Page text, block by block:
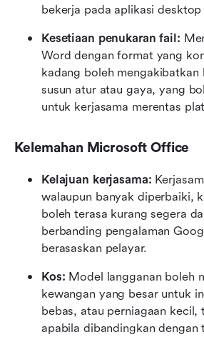
bekerja pada aplikasi
Kesetiaan penukaran fail:
Word dengan format yang
kadang boleh mengakibatkan
susun atur atau gaya, yang
untuk kerjasama merentas
Kelemahan Microsoft Office
Kelajuan kerjasama:
walaupun banyak diperbaiki,
boleh terasa kurang segera
berbanding pengalaman
berasaskan pelayar.
Kos: Model langganan boleh
kewangan yang besar untuk
bebas, atau perniagaan kecil,
apabila dibandingkan dengan